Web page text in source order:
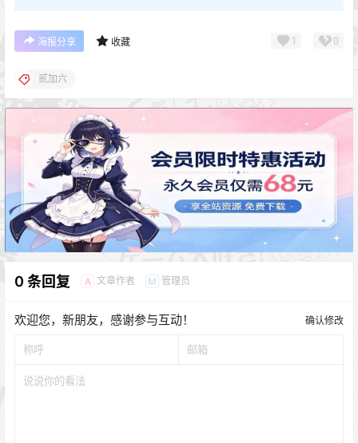
海报分享 收藏 1 0
贰加六
0 条回复 A 文章作者 M 管理员
欢迎您，新朋友，感谢参与互动！ 确认修改